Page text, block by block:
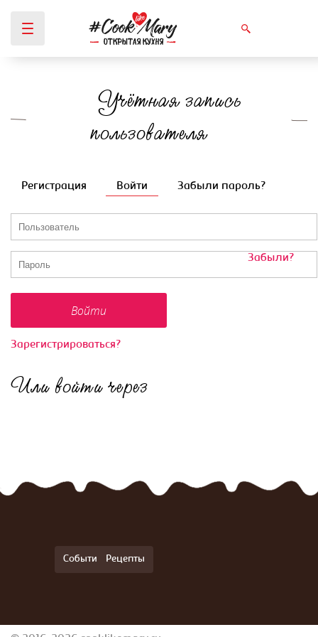
Учётная запись
пользователя
Главные вкладки
Регистрация Войти (активная вкладка)
Забыли пароль?
Забыли?
Зарегистрироваться?
Или войти через
События Рецепты